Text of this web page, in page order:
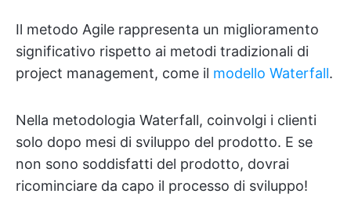
Il metodo Agile rappresenta un miglioramento
significativo rispetto ai metodi tradizionali di
project management, come il modello Waterfall.
Nella metodologia Waterfall, coinvolgi i clienti
solo dopo mesi di sviluppo del prodotto. E se
non sono soddisfatti del prodotto, dovrai
ricominciare da capo il processo di sviluppo!